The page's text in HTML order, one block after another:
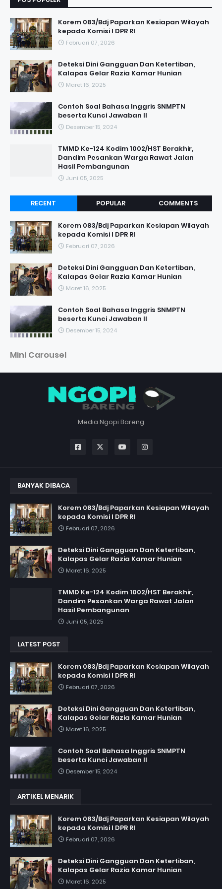
Korem 083/Bdj Paparkan Kesiapan Wilayah
kepada Komisi I DPR RI
Februari 07, 2026
Deteksi Dini Gangguan Dan Ketertiban,
Kalapas Gelar Razia Kamar Hunian
Maret 16, 2025
Contoh Soal Bahasa Inggris SNMPTN
beserta Kunci Jawaban II
Desember 15, 2024
TMMD Ke-124 Kodim 1002/HST Berakhir,
Dandim Pesankan Warga Rawat Jalan
Hasil Pembangunan
Juni 05, 2025
RECENT POPULAR COMMENTS
Korem 083/Bdj Paparkan Kesiapan Wilayah
kepada Komisi I DPR RI
Februari 07, 2026
Deteksi Dini Gangguan Dan Ketertiban,
Kalapas Gelar Razia Kamar Hunian
Maret 16, 2025
Contoh Soal Bahasa Inggris SNMPTN
beserta Kunci Jawaban II
Desember 15, 2024
Mini Carousel
Media Ngopi Bareng
BANYAK DIBACA
Korem 083/Bdj Paparkan Kesiapan Wilayah
kepada Komisi I DPR RI
Februari 07, 2026
Deteksi Dini Gangguan Dan Ketertiban,
Kalapas Gelar Razia Kamar Hunian
Maret 16, 2025
TMMD Ke-124 Kodim 1002/HST Berakhir,
Dandim Pesankan Warga Rawat Jalan
Hasil Pembangunan
Juni 05, 2025
LATEST POST
Korem 083/Bdj Paparkan Kesiapan Wilayah
kepada Komisi I DPR RI
Februari 07, 2026
Deteksi Dini Gangguan Dan Ketertiban,
Kalapas Gelar Razia Kamar Hunian
Maret 16, 2025
Contoh Soal Bahasa Inggris SNMPTN
beserta Kunci Jawaban II
Desember 15, 2024
ARTIKEL MENARIK
Korem 083/Bdj Paparkan Kesiapan Wilayah
kepada Komisi I DPR RI
Februari 07, 2026
Deteksi Dini Gangguan Dan Ketertiban,
Kalapas Gelar Razia Kamar Hunian
Maret 16, 2025